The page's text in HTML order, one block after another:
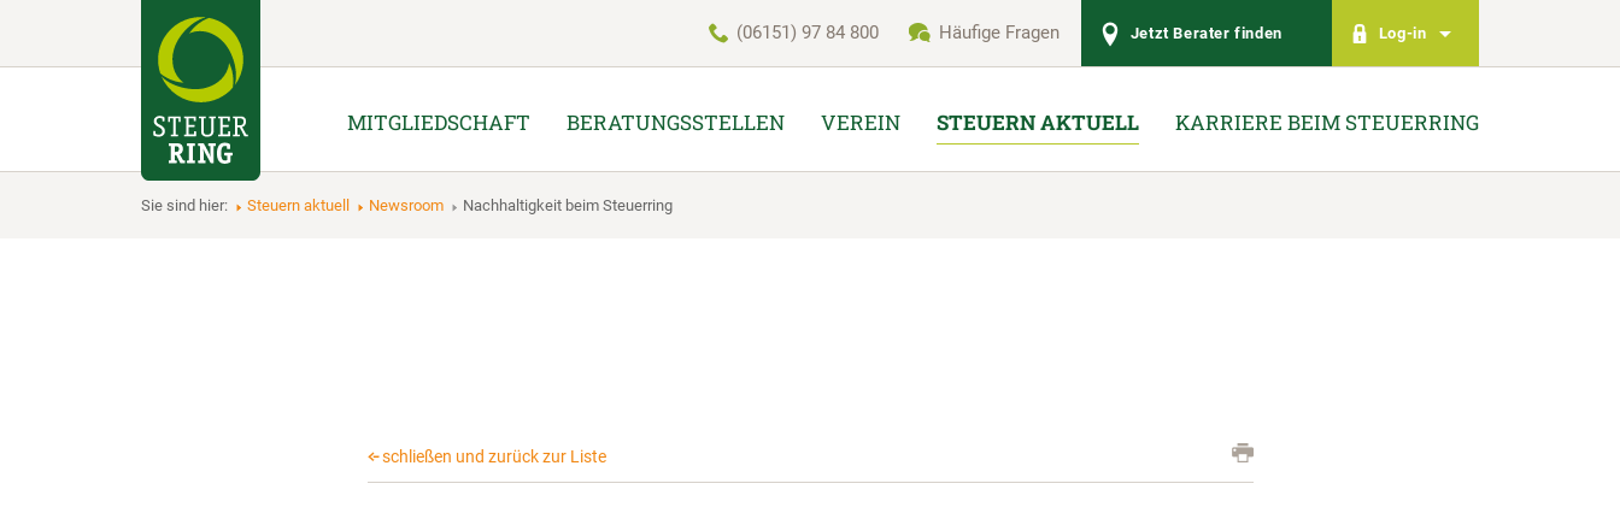
(06151) 97 84 800 Häufige Fragen Jetzt Berater finden Log-in
MITGLIEDSCHAFT BERATUNGSSTELLEN VEREIN STEUERN AKTUELL KARRIERE BEIM STEUERRING
Sie sind hier: Steuern aktuell Newsroom Nachhaltigkeit beim Steuerring
schließen und zurück zur Liste